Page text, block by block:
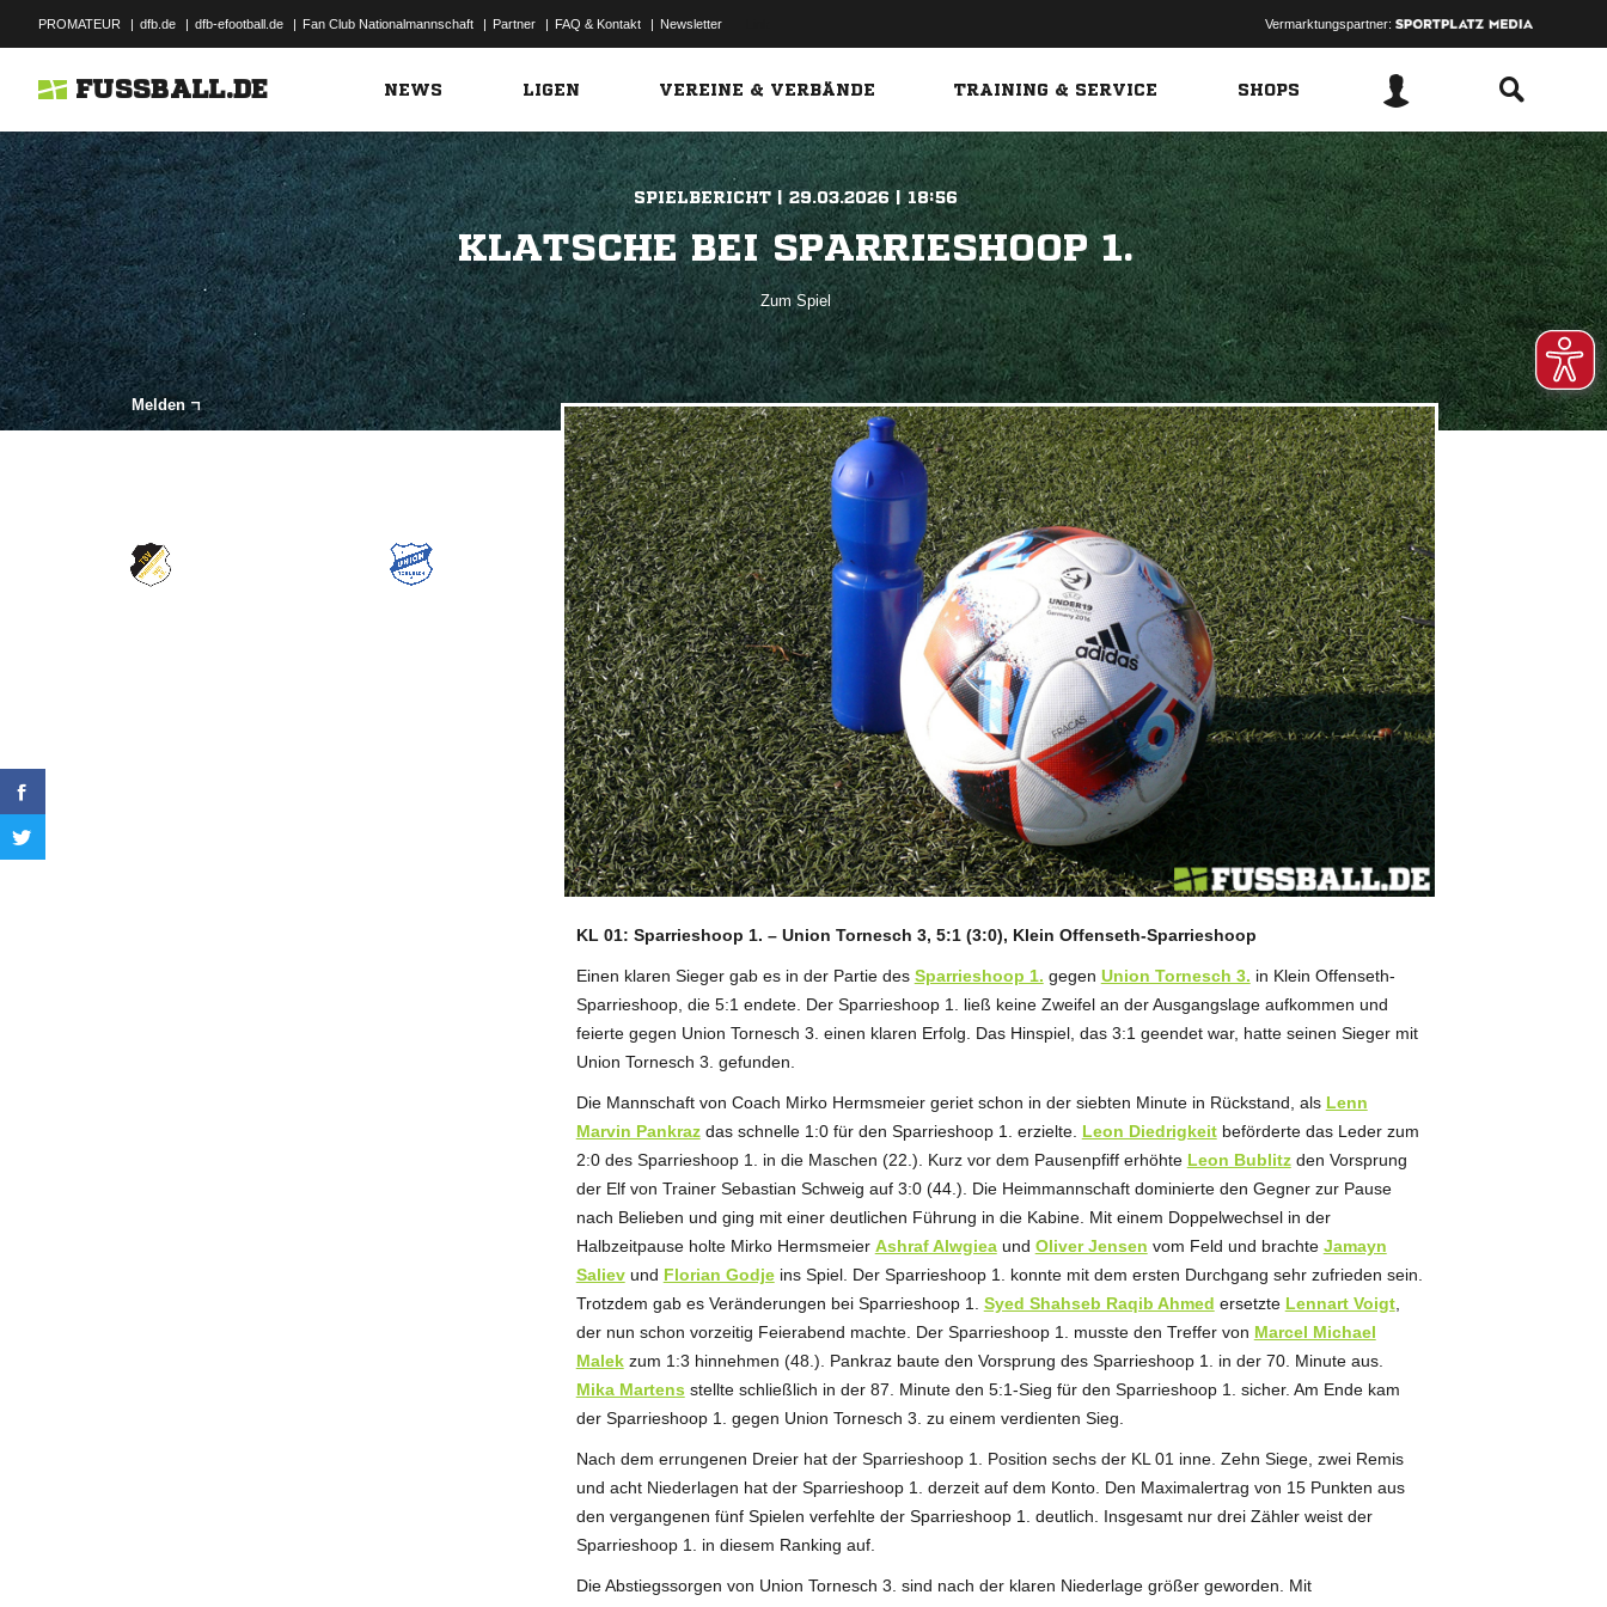
PROMATEUR | dfb.de | dfb-efootball.de | Fan Club Nationalmannschaft | Partner | FAQ & Kontakt | Newsletter Vermarktungspartner:
FUSSBALL.DE NEWS LIGEN VEREINE & VERBÄNDE TRAINING & SERVICE SHOPS
SPIELBERICHT | 29.03.2026 | 18:56
KLATSCHE BEI SPARRIESHOOP 1.
Zum Spiel
Melden
ANZEIGE
KL 01: Sparrieshoop 1. – Union Tornesch 3, 5:1 (3:0), Klein Offenseth-Sparrieshoop
Einen klaren Sieger gab es in der Partie des Sparrieshoop 1. gegen Union Tornesch 3. in Klein Offenseth-
Sparrieshoop, die 5:1 endete. Der Sparrieshoop 1. ließ keine Zweifel an der Ausgangslage aufkommen und
feierte gegen Union Tornesch 3. einen klaren Erfolg. Das Hinspiel, das 3:1 geendet war, hatte seinen Sieger mit
Union Tornesch 3. gefunden.
Die Mannschaft von Coach Mirko Hermsmeier geriet schon in der siebten Minute in Rückstand, als Lenn
Marvin Pankrazdas schnelle 1:0 für den Sparrieshoop 1. erzielte. Leon Diedrigkeitbeförderte das Leder zum
2:0 des Sparrieshoop 1. in die Maschen (22.). Kurz vor dem Pausenpfiff erhöhte Leon Bublitzden Vorsprung
der Elf von Trainer Sebastian Schweig auf 3:0 (44.). Die Heimmannschaft dominierte den Gegner zur Pause
nach Belieben und ging mit einer deutlichen Führung in die Kabine. Mit einem Doppelwechsel in der
Halbzeitpause holte Mirko Hermsmeier Ashraf Alwgieaund Oliver Jensen vom Feld und brachte Jamayn
Salievund Florian Godjeins Spiel. Der Sparrieshoop 1. konnte mit dem ersten Durchgang sehr zufrieden sein.
Trotzdem gab es Veränderungen bei Sparrieshoop 1. Syed Shahseb Raqib Ahmed ersetzte Lennart Voigt,
der nun schon vorzeitig Feierabend machte. Der Sparrieshoop 1. musste den Treffer von Marcel Michael
Malekzum 1:3 hinnehmen (48.). Pankraz baute den Vorsprung des Sparrieshoop 1. in der 70. Minute aus.
Mika Martens stellte schließlich in der 87. Minute den 5:1-Sieg für den Sparrieshoop 1. sicher. Am Ende kam
der Sparrieshoop 1. gegen Union Tornesch 3. zu einem verdienten Sieg.
Nach dem errungenen Dreier hat der Sparrieshoop 1. Position sechs der KL 01 inne. Zehn Siege, zwei Remis
und acht Niederlagen hat der Sparrieshoop 1. derzeit auf dem Konto. Den Maximalertrag von 15 Punkten aus
den vergangenen fünf Spielen verfehlte der Sparrieshoop 1. deutlich. Insgesamt nur drei Zähler weist der
Sparrieshoop 1. in diesem Ranking auf.
Die Abstiegssorgen von Union Tornesch 3. sind nach der klaren Niederlage größer geworden. Mit